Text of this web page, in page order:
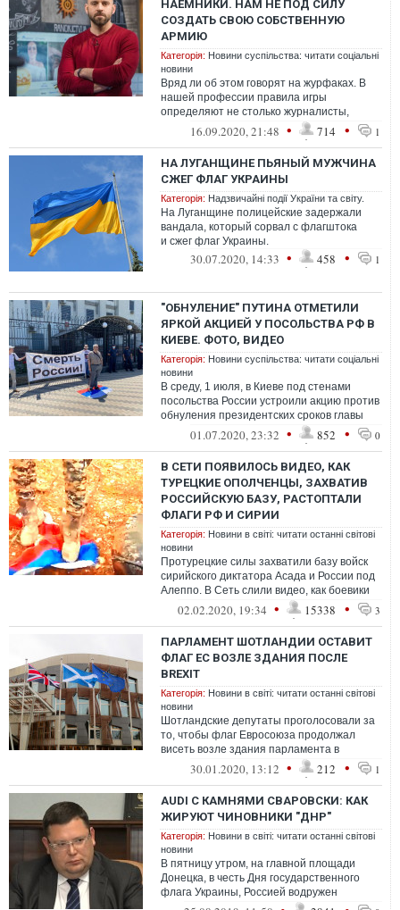
НАЕМНИКИ. НАМ НЕ ПОД СИЛУ
СОЗДАТЬ СВОЮ СОБСТВЕННУЮ
АРМИЮ
Категорія: Новини суспільства: читати соціальні
новини
Вряд ли об этом говорят на журфаках. В
нашей профессии правила игры
определяют не столько журналисты,
сколько собственник медиа. И все, что ты
16.09.2020, 21:48 • 714 • 1
НА ЛУГАНЩИНЕ ПЬЯНЫЙ МУЖЧИНА
СЖЕГ ФЛАГ УКРАИНЫ
Категорія: Надзвичайні події України та світу.
На Луганщине полицейские задержали
вандала, который сорвал с флагштока
и сжег флаг Украины.
30.07.2020, 14:33 • 458 • 1
"ОБНУЛЕНИЕ" ПУТИНА ОТМЕТИЛИ
ЯРКОЙ АКЦИЕЙ У ПОСОЛЬСТВА РФ В
КИЕВЕ. ФОТО, ВИДЕО
Категорія: Новини суспільства: читати соціальні
новини
В среду, 1 июля, в Киеве под стенами
посольства России устроили акцию против
обнуления президентских сроков главы
Кремля Владимира Путина.
01.07.2020, 23:32 • 852 • 0
В СЕТИ ПОЯВИЛОСЬ ВИДЕО, КАК
ТУРЕЦКИЕ ОПОЛЧЕНЦЫ, ЗАХВАТИВ
РОССИЙСКУЮ БАЗУ, РАСТОПТАЛИ
ФЛАГИ РФ И СИРИИ
Категорія: Новини в світі: читати останні світові
новини
​Протурецкие силы захватили базу войск
сирийского диктатора Асада и России под
Алеппо. В Сеть слили видео, как боевики
топчут захваченные не позиции ф...
02.02.2020, 19:34 • 15338 • 3
ПАРЛАМЕНТ ШОТЛАНДИИ ОСТАВИТ
ФЛАГ ЕС ВОЗЛЕ ЗДАНИЯ ПОСЛЕ
BREXIT
Категорія: Новини в світі: читати останні світові
новини
Шотландские депутаты проголосовали за
то, чтобы флаг Евросоюза продолжал
висеть возле здания парламента в
Эдинбурге после Brexit
30.01.2020, 13:12 • 212 • 1
AUDI С КАМНЯМИ СВАРОВСКИ: КАК
ЖИРУЮТ ЧИНОВНИКИ "ДНР"
Категорія: Новини в світі: читати останні світові
новини
В пятницу утром, на главной площади
Донецка, в честь Дня государственного
флага Украины, Россией водружен
российский триколор – "важнейший символ